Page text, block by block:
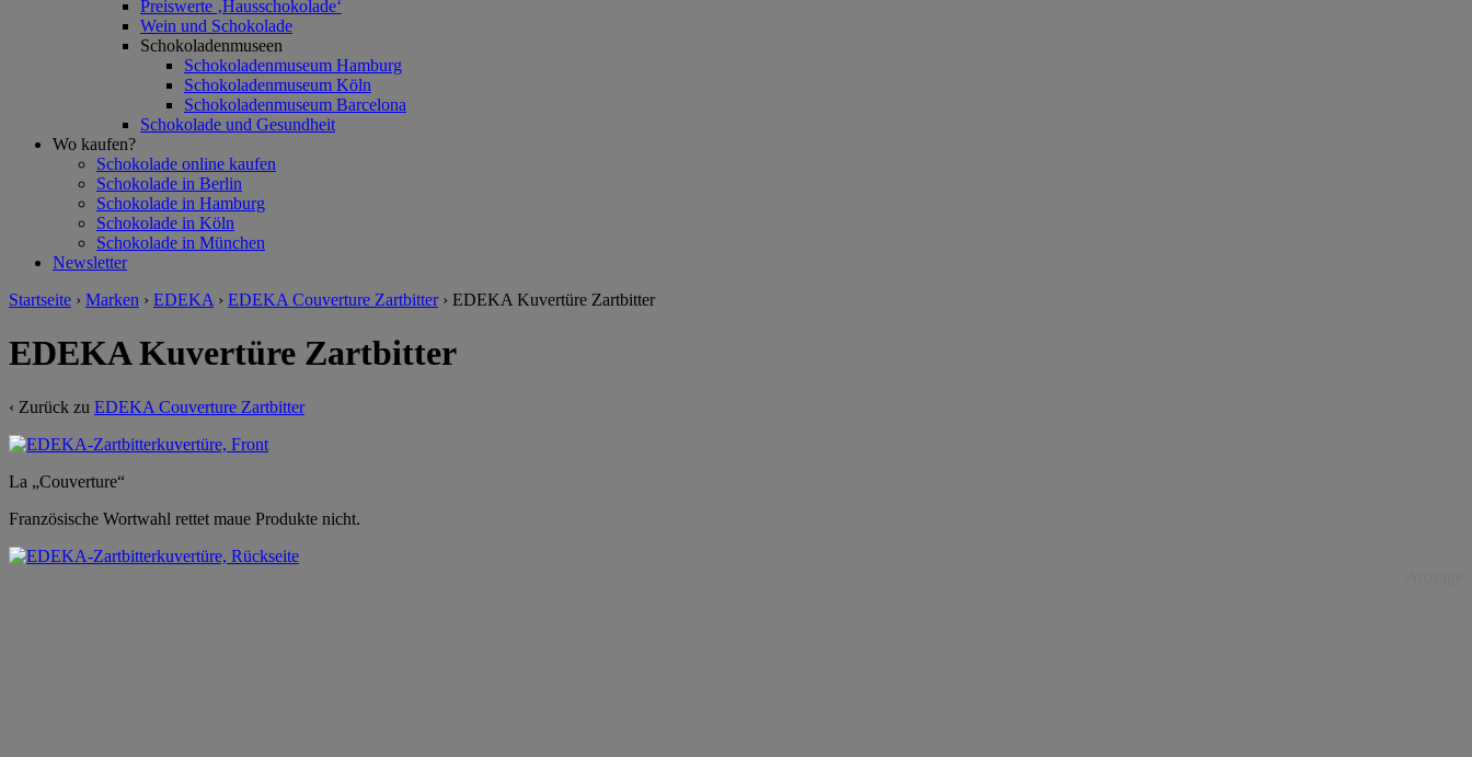
Preiswerte ‚Hausschokolade‘
Wein und Schokolade
Schokoladenmuseen
Schokoladenmuseum Hamburg
Schokoladenmuseum Köln
Schokoladenmuseum Barcelona
Schokolade und Gesundheit
Wo kaufen?
Schokolade online kaufen
Schokolade in Berlin
Schokolade in Hamburg
Schokolade in Köln
Schokolade in München
Newsletter
Startseite › Marken › EDEKA › EDEKA Couverture Zartbitter › EDEKA Kuvertüre Zartbitter
EDEKA Kuvertüre Zartbitter
‹ Zurück zu EDEKA Couverture Zartbitter
La „Couverture“
Französische Wortwahl rettet maue Produkte nicht.